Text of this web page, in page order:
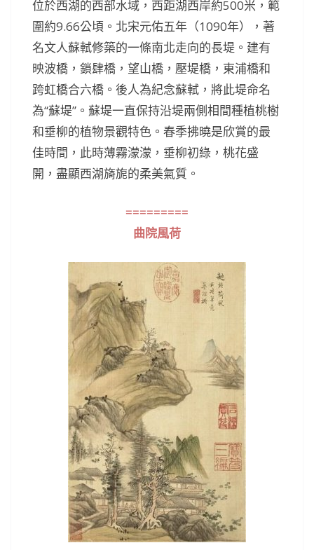
位於西湖的西部水域，西距湖西岸約500米，範
圍約9.66公頃。北宋元佑五年（1090年），著
名文人蘇軾修築的一條南北走向的長堤。建有
映波橋，鎖肆橋，望山橋，壓堤橋，東浦橋和
跨虹橋合六橋。後人為紀念蘇軾，將此堤命名
為“蘇堤”。蘇堤一直保持沿堤兩側相間種植桃樹
和垂柳的植物景觀特色。春季拂曉是欣賞的最
佳時間，此時薄霧濛濛，垂柳初綠，桃花盛
開，盡顯西湖旖旎的柔美氣質。
=========
曲院風荷